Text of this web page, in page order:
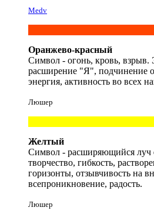
Medv
Оранжево-красный
Символ - огонь, кровь, взрыв.
расширение "Я", подчинение
энергия, активность во всех
Люшер
Желтый
Символ - расширяющийся луч
творчество, гибкость,
горизонты, отзывчивость на
всепроникновение, радость.
Люшер